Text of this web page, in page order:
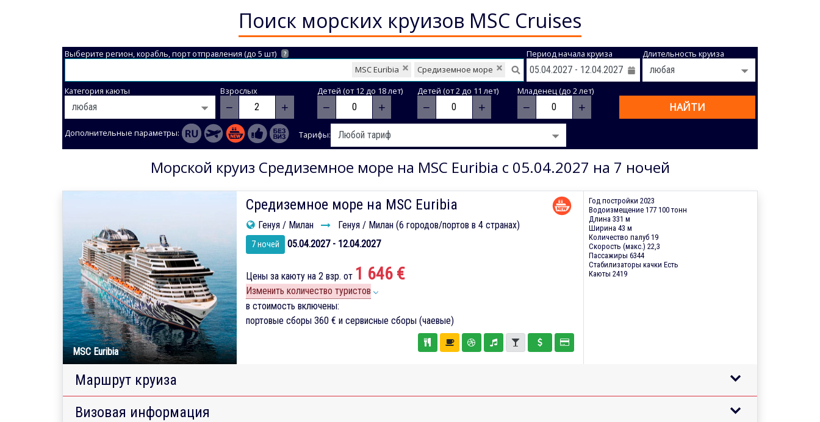
Поиск морских круизов MSC Cruises
Выберите регион, корабль, порт отправления (до 5 шт) ?
Средиземное море
MSC Euribia
Период начала круиза Длительность круиза
Категория каюты Взрослых
− +
Детей (от 12 до 18 лет)
− +
Детей (от 2 до 11 лет)
− +
Младенец (до 2 лет)
− + НАЙТИ
Дополнительные параметры: Тарифы:
Морской круиз Средиземное море на MSC Euribia с 05.04.2027 на 7 ночей
MSC Euribia
Средиземное море на MSC Euribia
Генуя / Милан Генуя / Милан (6 городов/портов в 4 странах)
7 ночей 05.04.2027 - 12.04.2027
Цены за каюту на 2 взр. от 1 646 €
Изменить количество туристов
в стоимость включены:
портовые сборы 360 € и сервисные сборы (чаевые)
Год постройки 2023
Водоизмещение 177 100 тонн
Длина 331 м
Ширина 43 м
Количество палуб 19
Скорость (макс.) 22,3
Пассажиры 6344
Стабилизаторы качки Есть
Каюты 2419
Маршрут круиза
Визовая информация